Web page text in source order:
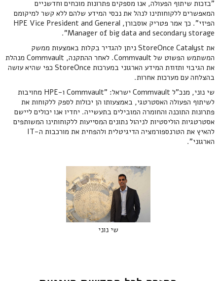
"בזכות שיתוף הפעולה, אנו מספקים פתרונות מוכחים וחדשניים
המאפשרים ללקוחותינו לנהל את נכסי המידע שלהם ללא קשר למיקומם
הפיזי". כך אמר פטריק אוסבורן, HPE Vice President and General
Manager of big data and secondary storage".
את StoreOnce Catalyst ניתן להגדיר בקלות באמצעות ממשק
המשתמש הפשוט של Commvault. לאחר ההתקנה, Commvault מנהלת
את הגיבוי ותזוזת המידע הארגוני במערכות StoreOnce כפי שהיא עושה
בהצלחה עם מערכות אחרות.
שי נוני, מנכ"ל Commvault ישראל: "Commvault ו-HPE מחויבות
לשיתוף הפעולה האסטרטגי, באמצעותו הן יכולות לספק ללקוחות את
פתרונות התוכנה והחומרה המובילים בתעשייה. יחדיו אנו יכולים ליישם
אסטרטגיות הוליסטיות לניהול נתונים המסייעות ללקוחותינו המשותפים
להאיץ את הטרנספורמציה הדיגיטלית ולהפחית את מורכבות ה-IT
הארגוני".
שי נוני